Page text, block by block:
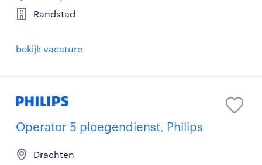
Randstad
bekijk vacature
Operator 5 ploegendienst, Philips
Drachten